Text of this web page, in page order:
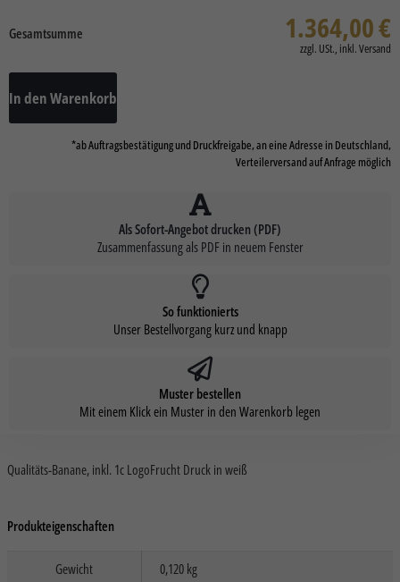
Qualitäts-Banane, inkl. 1c LogoFrucht Druck in weiß
Produkteigenschaften
Gewicht 0,120 kg
Gesamtsumme 1.364,00€
In den Warenkorb
*ab Auftragsbestätigung und Druckfreigabe, an eine Adresse in Deutschland,
Verteilerversand auf Anfrage möglich
Als Sofort-Angebot drucken (PDF)
Zusammenfassung als PDF in neuem Fenster
So funktionierts
Unser Bestellvorgang kurz und knapp
Muster bestellen
Mit einem Klick ein Muster in den Warenkorb legen